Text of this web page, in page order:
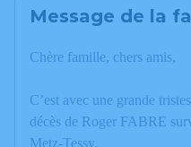
Message de la
Chère famille, chers amis,
C’est avec une grande
décès de Roger FABRE
Metz-Tessy.